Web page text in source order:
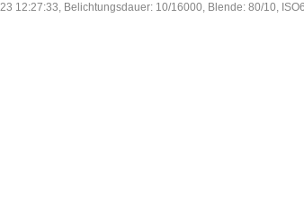
12:27:33, Belichtungsdauer: 10/16000, Blende: 80/10,